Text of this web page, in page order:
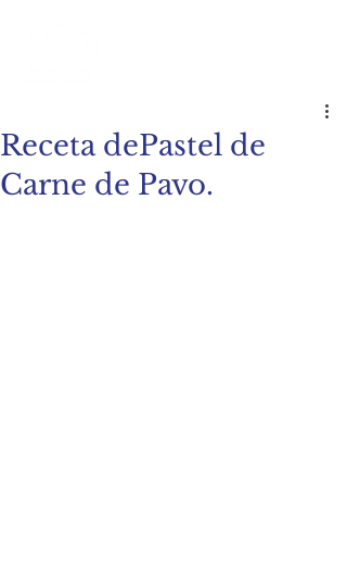
Receta dePastel de
Carne de Pavo.